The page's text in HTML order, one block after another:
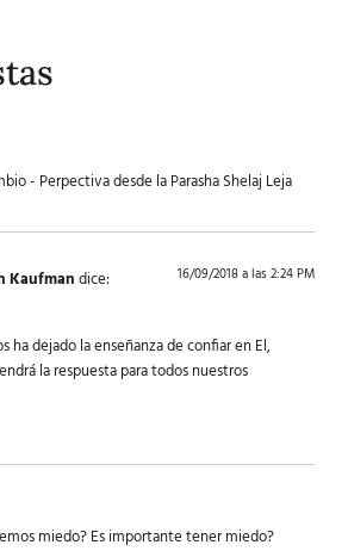
- Perpectiva desde la Parasha Shelaj Leja
Kaufmandice: 16/09/2018 a las 2:24 PM
ha dejado la enseñanza de confiar en El,
la respuesta para todos nuestros
miedo? Es importante tener miedo?